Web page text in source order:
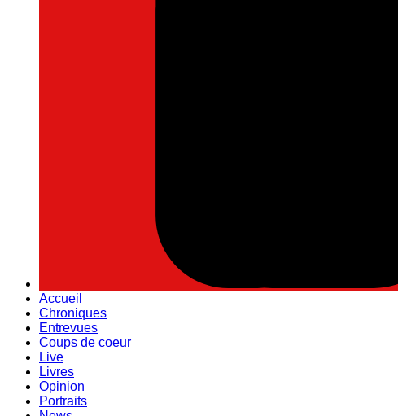
Accueil
Chroniques
Entrevues
Coups de coeur
Live
Livres
Opinion
Portraits